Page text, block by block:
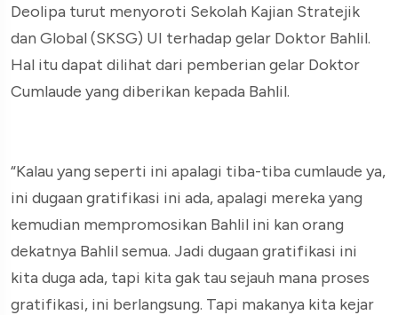
Deolipa turut menyoroti Sekolah Kajian Stratejik
dan Global (SKSG) UI terhadap gelar Doktor Bahlil.
Hal itu dapat dilihat dari pemberian gelar Doktor
Cumlaude yang diberikan kepada Bahlil.
“Kalau yang seperti ini apalagi tiba-tiba cumlaude ya,
ini dugaan gratifikasi ini ada, apalagi mereka yang
kemudian mempromosikan Bahlil ini kan orang
dekatnya Bahlil semua. Jadi dugaan gratifikasi ini
kita duga ada, tapi kita gak tau sejauh mana proses
gratifikasi, ini berlangsung. Tapi makanya kita kejar